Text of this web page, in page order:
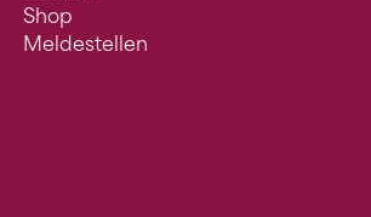
Shop
Meldestellen